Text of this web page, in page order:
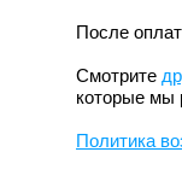
После
Смотрите
которые мы
Политика